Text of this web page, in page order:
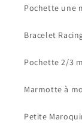
Pochette une
Bracelet
Pochette 2/3
Marmotte à
Petite